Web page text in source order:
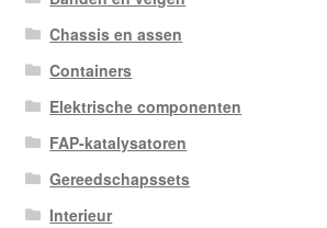
Chassis en assen
Containers
Elektrische componenten
FAP-katalysatoren
Gereedschapssets
Interieur